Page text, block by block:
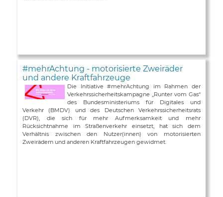
#mehrAchtung - motorisierte Zweiräder
und andere Kraftfahrzeuge
Die Initiative #mehrAchtung im Rahmen der
Verkehrssicherheitskampagne „Runter vom Gas“
des Bundesministeriums für Digitales und
Verkehr (BMDV) und des Deutschen Verkehrssicherheitsrats
(DVR), die sich für mehr Aufmerksamkeit und mehr
Rücksichtnahme im Straßenverkehr einsetzt, hat sich dem
Verhältnis zwischen den Nutzer(innen) von motorisierten
Zweirädern und anderen Kraftfahrzeugen gewidmet.